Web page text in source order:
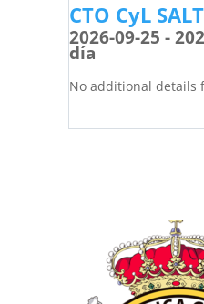
CTO CyL
2026-09-25 -
día
No additional details